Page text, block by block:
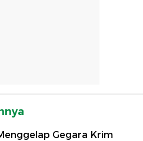
Gegara Krim